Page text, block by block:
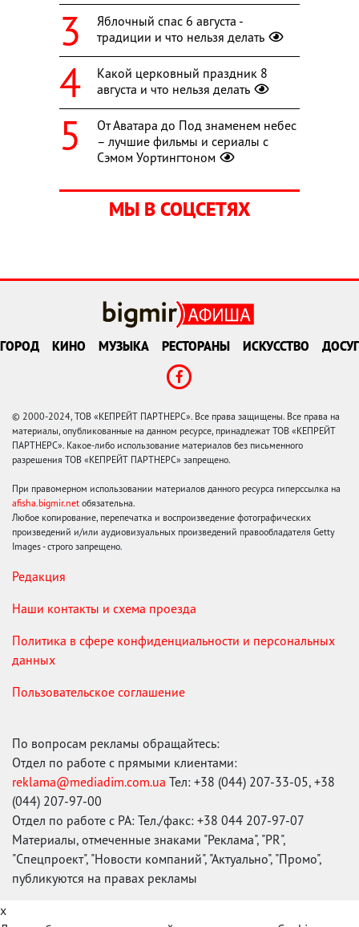
Яблочный спас 6 августа -
традиции и что нельзя делать
Какой церковный праздник 8
августа и что нельзя делать
От Аватара до Под знаменем небес
– лучшие фильмы и сериалы с
Сэмом Уортингтоном
МЫ В СОЦСЕТЯХ
ГОРОД КИНО МУЗЫКА РЕСТОРАНЫ ИСКУССТВО ДОСУГ
© 2000-2024, ТОВ «КЕПРЕЙТ ПАРТНЕРС». Все права защищены. Все права на
материалы, опубликованные на данном ресурсе, принадлежат ТОВ «КЕПРЕЙТ
ПАРТНЕРС». Какое-либо использование материалов без письменного
разрешения ТОВ «КЕПРЕЙТ ПАРТНЕРС» запрещено.
При правомерном использовании материалов данного ресурса гиперссылка на
afisha.bigmir.net обязательна.
Любое копирование, перепечатка и воспроизведение фотографических
произведений и/или аудиовизуальных произведений правообладателя Getty
Images - строго запрещено.
Редакция
Наши контакты и схема проезда
Политика в сфере конфиденциальности и персональных
данных
Пользовательское соглашение
По вопросам рекламы обращайтесь:
Отдел по работе с прямыми клиентами:
reklama@mediadim.com.ua Тел: +38 (044) 207-33-05, +38
(044) 207-97-00
Отдел по работе с РА: Тел./факс: +38 044 207-97-07
Материалы, отмеченные знаками "Реклама", "PR",
"Спецпроект", "Новости компаний", "Актуально", "Промо",
публикуются на правах рекламы
x